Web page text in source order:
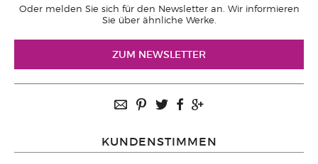
Oder melden Sie sich für den Newsletter an. Wir informieren
Sie über ähnliche Werke.
ZUM NEWSLETTER
KUNDENSTIMMEN